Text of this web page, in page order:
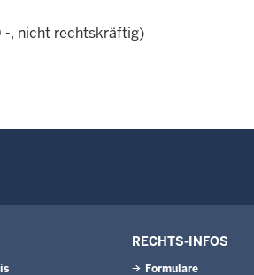
-, nicht rechtskräftig)
RECHTS-INFOS
Formulare